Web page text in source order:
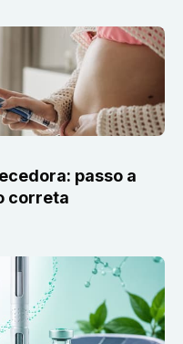
passo a
correta